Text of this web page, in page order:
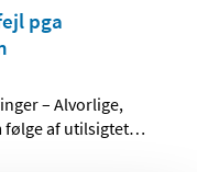
pga
– Alvorlige,
af utilsigtet…